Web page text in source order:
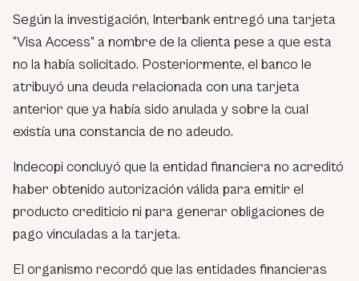
Según la investigación, Interbank entregó una tarjeta
“Visa Access” a nombre de la clienta pese a que esta
no la había solicitado. Posteriormente, el banco le
atribuyó una deuda relacionada con una tarjeta
anterior que ya había sido anulada y sobre la cual
existía una constancia de no adeudo.
Indecopi concluyó que la entidad financiera no acreditó
haber obtenido autorización válida para emitir el
producto crediticio ni para generar obligaciones de
pago vinculadas a la tarjeta.
El organismo recordó que las entidades financieras